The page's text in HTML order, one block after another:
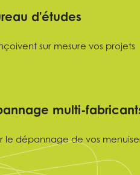
d'études
sur mesure vos projets
multi-
le dépannage de vos